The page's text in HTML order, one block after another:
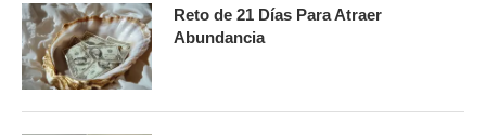
Reto de 21 Días Para Atraer
Abundancia